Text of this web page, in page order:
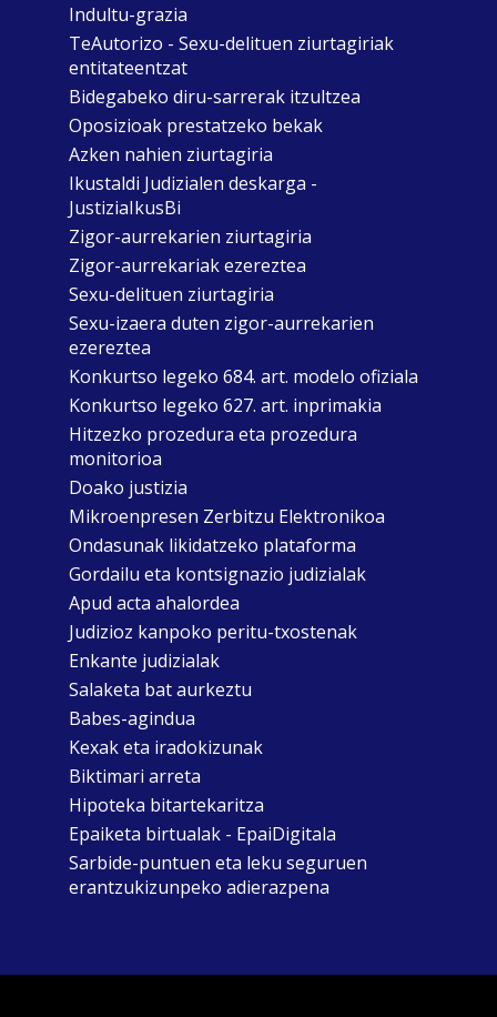
Indultu-grazia
TeAutorizo - Sexu-delituen ziurtagiriak
entitateentzat
Bidegabeko diru-sarrerak itzultzea
Oposizioak prestatzeko bekak
Azken nahien ziurtagiria
Ikustaldi Judizialen deskarga -
JustiziaIkusBi
Zigor-aurrekarien ziurtagiria
Zigor-aurrekariak ezereztea
Sexu-delituen ziurtagiria
Sexu-izaera duten zigor-aurrekarien
ezereztea
Konkurtso legeko 684. art. modelo ofiziala
Konkurtso legeko 627. art. inprimakia
Hitzezko prozedura eta prozedura
monitorioa
Doako justizia
Mikroenpresen Zerbitzu Elektronikoa
Ondasunak likidatzeko plataforma
Gordailu eta kontsignazio judizialak
Apud acta ahalordea
Judizioz kanpoko peritu-txostenak
Enkante judizialak
Salaketa bat aurkeztu
Babes-agindua
Kexak eta iradokizunak
Biktimari arreta
Hipoteka bitartekaritza
Epaiketa birtualak - EpaiDigitala
Sarbide-puntuen eta leku seguruen
erantzukizunpeko adierazpena